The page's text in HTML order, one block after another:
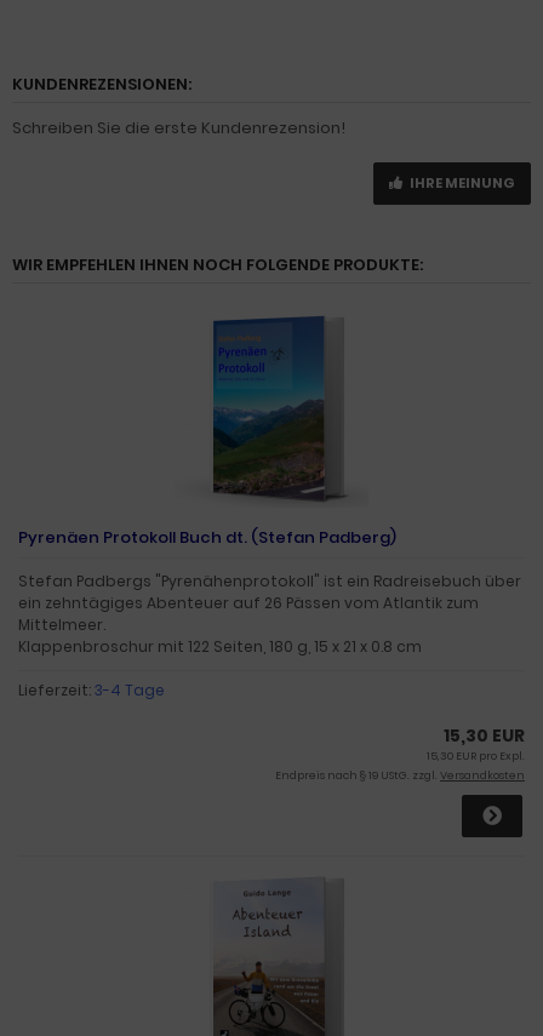
KUNDENREZENSIONEN:
Schreiben Sie die erste Kundenrezension!
IHRE MEINUNG
WIR EMPFEHLEN IHNEN NOCH FOLGENDE PRODUKTE:
Pyrenäen Protokoll Buch dt. (Stefan Padberg)
Stefan Padbergs "Pyrenähenprotokoll" ist ein Radreisebuch über
ein zehntägiges Abenteuer auf 26 Pässen vom Atlantik zum
Mittelmeer.
Klappenbroschur mit 122 Seiten, 180 g, 15 x 21 x 0.8 cm
Lieferzeit:3-4 Tage
15,30 EUR
15,30 EUR pro Expl.
Endpreis nach § 19 UStG. zzgl. Versandkosten